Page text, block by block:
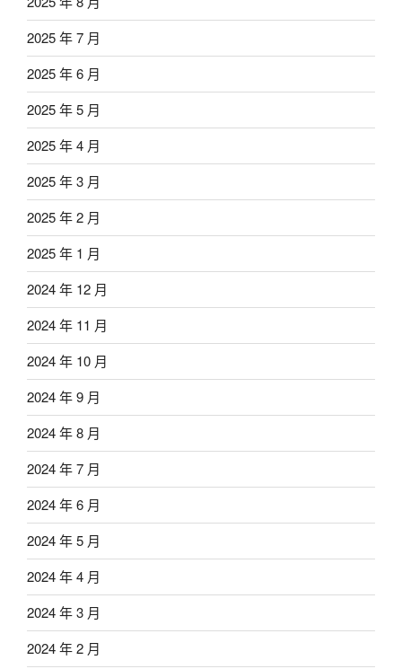
2025 年 7 月
2025 年 6 月
2025 年 5 月
2025 年 4 月
2025 年 3 月
2025 年 2 月
2025 年 1 月
2024 年 12 月
2024 年 11 月
2024 年 10 月
2024 年 9 月
2024 年 8 月
2024 年 7 月
2024 年 6 月
2024 年 5 月
2024 年 4 月
2024 年 3 月
2024 年 2 月